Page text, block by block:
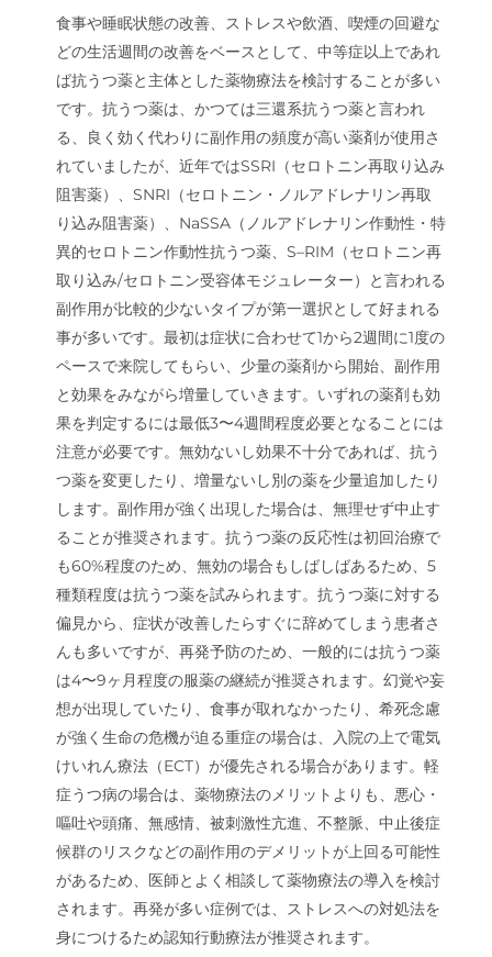
食事や睡眠状態の改善、ストレスや飲酒、喫煙の回避な
どの生活週間の改善をベースとして、中等症以上であれ
ば抗うつ薬と主体とした薬物療法を検討することが多い
です。抗うつ薬は、かつては三還系抗うつ薬と言われ
る、良く効く代わりに副作用の頻度が高い薬剤が使用さ
れていましたが、近年ではSSRI（セロトニン再取り込み
阻害薬）、SNRI（セロトニン・ノルアドレナリン再取
り込み阻害薬）、NaSSA（ノルアドレナリン作動性・特
異的セロトニン作動性抗うつ薬、S–RIM（セロトニン再
取り込み/セロトニン受容体モジュレーター）と言われる
副作用が比較的少ないタイプが第一選択として好まれる
事が多いです。最初は症状に合わせて1から2週間に1度の
ペースで来院してもらい、少量の薬剤から開始、副作用
と効果をみながら増量していきます。いずれの薬剤も効
果を判定するには最低3〜4週間程度必要となることには
注意が必要です。無効ないし効果不十分であれば、抗う
つ薬を変更したり、増量ないし別の薬を少量追加したり
します。副作用が強く出現した場合は、無理せず中止す
ることが推奨されます。抗うつ薬の反応性は初回治療で
も60%程度のため、無効の場合もしばしばあるため、5
種類程度は抗うつ薬を試みられます。抗うつ薬に対する
偏見から、症状が改善したらすぐに辞めてしまう患者さ
んも多いですが、再発予防のため、一般的には抗うつ薬
は4〜9ヶ月程度の服薬の継続が推奨されます。幻覚や妄
想が出現していたり、食事が取れなかったり、希死念慮
が強く生命の危機が迫る重症の場合は、入院の上で電気
けいれん療法（ECT）が優先される場合があります。軽
症うつ病の場合は、薬物療法のメリットよりも、悪心・
嘔吐や頭痛、無感情、被刺激性亢進、不整脈、中止後症
候群のリスクなどの副作用のデメリットが上回る可能性
があるため、医師とよく相談して薬物療法の導入を検討
されます。再発が多い症例では、ストレスへの対処法を
身につけるため認知行動療法が推奨されます。